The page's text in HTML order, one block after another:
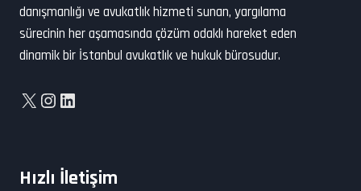
danışmanlığı ve avukatlık hizmeti sunan, yargılama
sürecinin her aşamasında çözüm odaklı hareket eden
dinamik bir İstanbul avukatlık ve hukuk bürosudur.
X Instagram
LinkedIn
Hızlı İletişim